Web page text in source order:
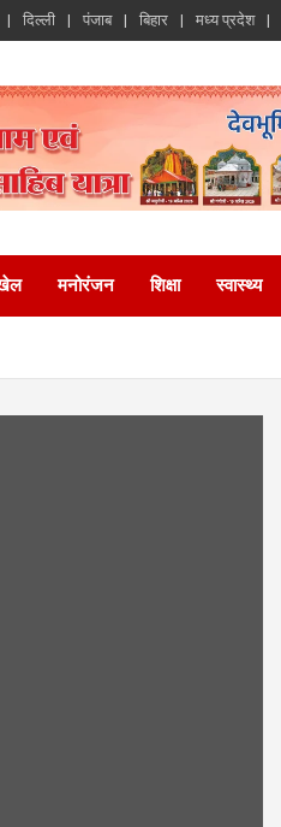
दिल्ली पंजाब बिहार मध्य प्रदेश
मनोरंजन शिक्षा स्वास्थ्य